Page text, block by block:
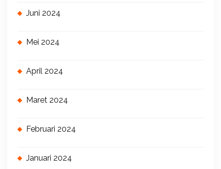
Juni 2024
Mei 2024
April 2024
Maret 2024
Februari 2024
Januari 2024